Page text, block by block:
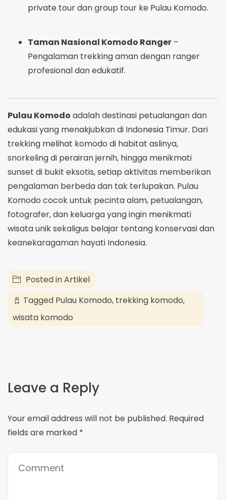
private tour dan group tour ke Pulau Komodo.
Taman Nasional Komodo Ranger –
Pengalaman trekking aman dengan ranger
profesional dan edukatif.
Pulau Komodo adalah destinasi petualangan dan
edukasi yang menakjubkan di Indonesia Timur. Dari
trekking melihat komodo di habitat aslinya,
snorkeling di perairan jernih, hingga menikmati
sunset di bukit eksotis, setiap aktivitas memberikan
pengalaman berbeda dan tak terlupakan. Pulau
Komodo cocok untuk pecinta alam, petualangan,
fotografer, dan keluarga yang ingin menikmati
wisata unik sekaligus belajar tentang konservasi dan
keanekaragaman hayati Indonesia.
Posted inArtikel
Tagged Pulau Komodo, trekking komodo,
wisata komodo
Leave a Reply
Your email address will not be published. Required
fields are marked *